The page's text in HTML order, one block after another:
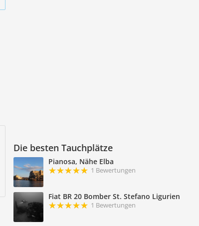
Die besten Tauchplätze
Pianosa, Nähe Elba
1 Bewertungen
Fiat BR 20 Bomber St. Stefano Ligurien
1 Bewertungen